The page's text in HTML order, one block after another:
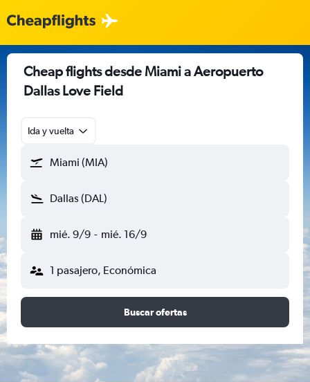
Cheap flights desde Miami a Aeropuerto
Dallas Love Field
Ida y vuelta
Miami (MIA)
Dallas (DAL)
mié. 9/9 - mié. 16/9
1 pasajero, Económica
Buscar ofertas